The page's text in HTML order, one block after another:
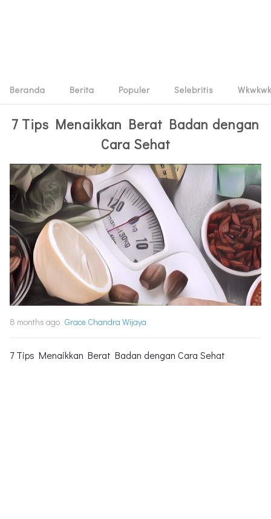
Beranda Berita Populer Selebritis Wkwkwk
7 Tips Menaikkan Berat Badan dengan
Cara Sehat
8 months ago Grace Chandra Wijaya
7 Tips Menaikkan Berat Badan dengan Cara Sehat